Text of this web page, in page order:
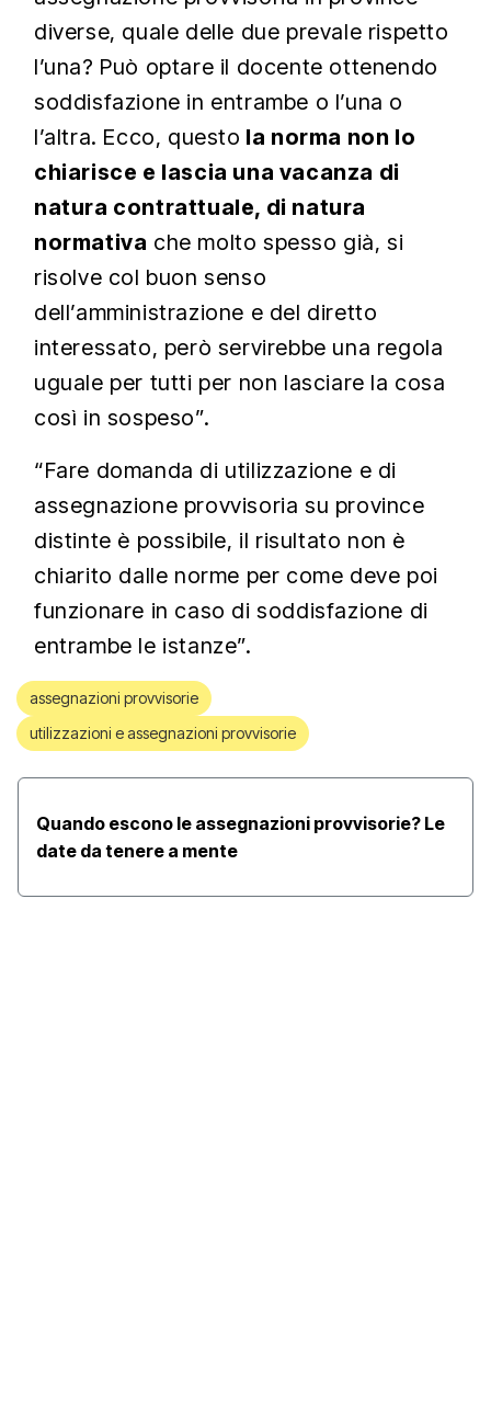
diverse, quale delle due prevale rispetto
l’una? Può optare il docente ottenendo
soddisfazione in entrambe o l’una o
l’altra. Ecco, questo la norma non lo
chiarisce e lascia una vacanza di
natura contrattuale, di natura
normativa che molto spesso già, si
risolve col buon senso
dell’amministrazione e del diretto
interessato, però servirebbe una regola
uguale per tutti per non lasciare la cosa
così in sospeso”.
“Fare domanda di utilizzazione e di
assegnazione provvisoria su province
distinte è possibile, il risultato non è
chiarito dalle norme per come deve poi
funzionare in caso di soddisfazione di
entrambe le istanze”.
assegnazioni provvisorie
utilizzazioni e assegnazioni provvisorie
Quando escono le assegnazioni provvisorie? Le
date da tenere a mente